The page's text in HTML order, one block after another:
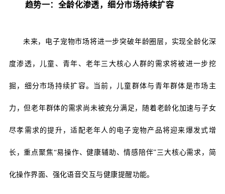
趋势一：全龄化渗透，细分市场持续扩容
未来，电子宠物市场将进一步突破年龄圈层，实现全龄化深
度渗透，儿童、青年、老年三大核心人群的需求将被进一步挖
掘，细分市场持续扩容。当前，儿童群体与青年群体是市场主
力，但老年群体的需求尚未被充分满足，随着老龄化加速与子女
尽孝需求的提升，适配老年人的电子宠物产品将迎来爆发式增
长，重点聚焦“易操作、健康辅助、情感陪伴”三大核心需求，简
化操作界面、强化语音交互与健康提醒功能。